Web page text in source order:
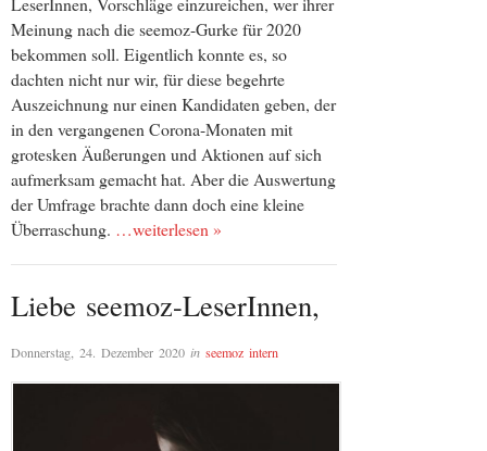
Meinung nach die seemoz-Gurke für 2020
bekommen soll. Eigentlich konnte es, so
dachten nicht nur wir, für diese begehrte
Auszeichnung nur einen Kandidaten geben, der
in den vergangenen Corona-Monaten mit
grotesken Äußerungen und Aktionen auf sich
aufmerksam gemacht hat. Aber die Auswertung
der Umfrage brachte dann doch eine kleine
Überraschung. …weiterlesen »
Liebe seemoz-LeserInnen,
Donnerstag, 24. Dezember 2020 in seemoz intern